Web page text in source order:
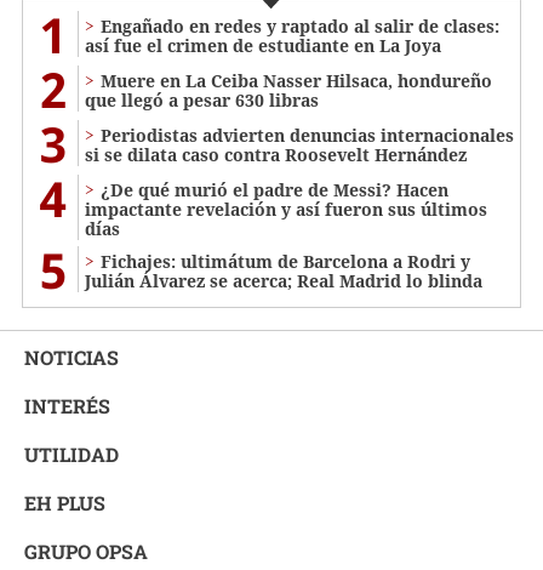
1
Engañado en redes y raptado al salir de clases:
así fue el crimen de estudiante en La Joya
2
Muere en La Ceiba Nasser Hilsaca, hondureño
que llegó a pesar 630 libras
3
Periodistas advierten denuncias internacionales
si se dilata caso contra Roosevelt Hernández
4
¿De qué murió el padre de Messi? Hacen
impactante revelación y así fueron sus últimos
días
5
Fichajes: ultimátum de Barcelona a Rodri y
Julián Álvarez se acerca; Real Madrid lo blinda
NOTICIAS
INTERÉS
UTILIDAD
EH PLUS
GRUPO OPSA